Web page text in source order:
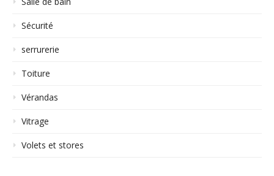
Sécurité
serrurerie
Toiture
Vérandas
Vitrage
Volets et stores